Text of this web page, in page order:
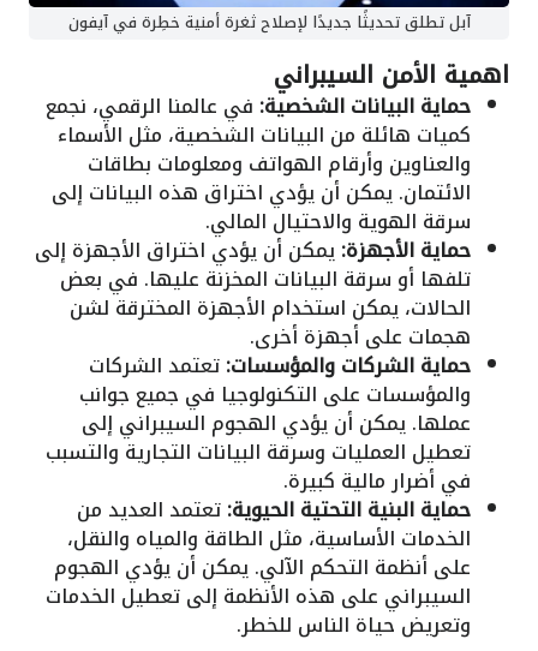
آبل تطلق تحديثًا جديدًا لإصلاح ثغرة أمنية خطِرة في آيفون
اهمية الأمن السيبراني
حماية البيانات الشخصية: في عالمنا الرقمي، نجمع
كميات هائلة من البيانات الشخصية، مثل الأسماء
والعناوين وأرقام الهواتف ومعلومات بطاقات
الائتمان. يمكن أن يؤدي اختراق هذه البيانات إلى
سرقة الهوية والاحتيال المالي.
حماية الأجهزة:يمكن أن يؤدي اختراق الأجهزة إلى
تلفها أو سرقة البيانات المخزنة عليها. في بعض
الحالات، يمكن استخدام الأجهزة المخترقة لشن
هجمات على أجهزة أخرى.
حماية الشركات والمؤسسات:تعتمد الشركات
والمؤسسات على التكنولوجيا في جميع جوانب
عملها. يمكن أن يؤدي الهجوم السيبراني إلى
تعطيل العمليات وسرقة البيانات التجارية والتسبب
في أضرار مالية كبيرة.
حماية البنية التحتية الحيوية:تعتمد العديد من
الخدمات الأساسية، مثل الطاقة والمياه والنقل،
على أنظمة التحكم الآلي. يمكن أن يؤدي الهجوم
السيبراني على هذه الأنظمة إلى تعطيل الخدمات
وتعريض حياة الناس للخطر.